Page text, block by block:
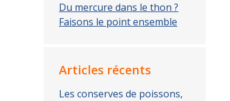
Du mercure dans le thon ?
Faisons le point ensemble
Articles récents
Les conserves de poissons,